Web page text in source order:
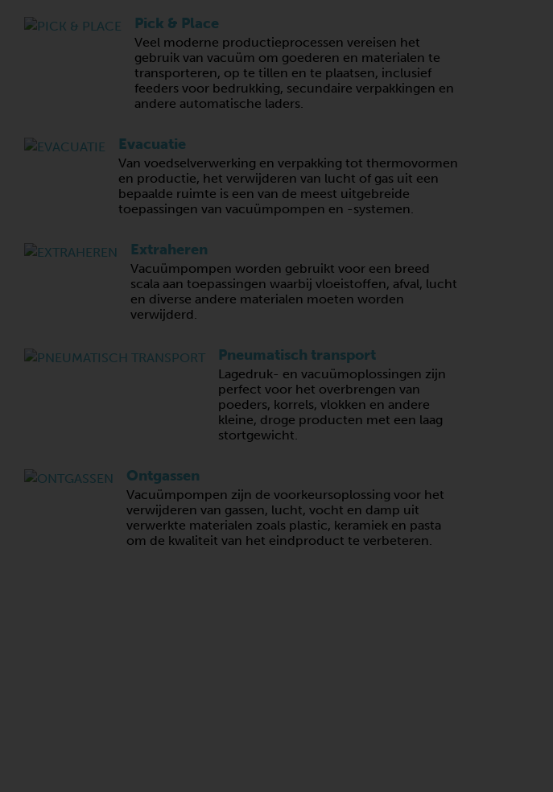
Pick & Place
Veel moderne productieprocessen vereisen het
gebruik van vacuüm om goederen en materialen te
transporteren, op te tillen en te plaatsen, inclusief
feeders voor bedrukking, secundaire verpakkingen en
andere automatische laders.
Evacuatie
Van voedselverwerking en verpakking tot thermovormen
en productie, het verwijderen van lucht of gas uit een
bepaalde ruimte is een van de meest uitgebreide
toepassingen van vacuümpompen en -systemen.
Extraheren
Vacuümpompen worden gebruikt voor een breed
scala aan toepassingen waarbij vloeistoffen, afval, lucht
en diverse andere materialen moeten worden
verwijderd.
Pneumatisch transport
Lagedruk- en vacuümoplossingen zijn
perfect voor het overbrengen van
poeders, korrels, vlokken en andere
kleine, droge producten met een laag
stortgewicht.
Ontgassen
Vacuümpompen zijn de voorkeursoplossing voor het
verwijderen van gassen, lucht, vocht en damp uit
verwerkte materialen zoals plastic, keramiek en pasta
om de kwaliteit van het eindproduct te verbeteren.